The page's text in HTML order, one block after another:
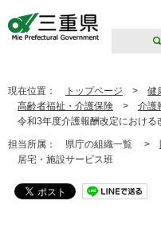
現在位置： トップページ > 健
高齢者福祉・介護保険 > 介護
令和3年度介護報酬改定における
担当所属： 県庁の組織一覧 >
居宅・施設サービス班